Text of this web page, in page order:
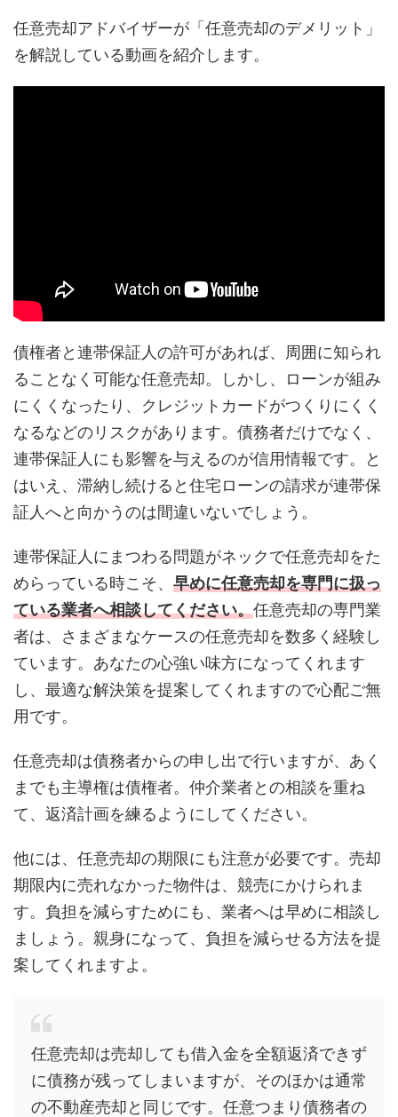
任意売却アドバイザーが「任意売却のデメリット」
を解説している動画を紹介します。
債権者と連帯保証人の許可があれば、周囲に知られ
ることなく可能な任意売却。しかし、ローンが組み
にくくなったり、クレジットカードがつくりにくく
なるなどのリスクがあります。債務者だけでなく、
連帯保証人にも影響を与えるのが信用情報です。と
はいえ、滞納し続けると住宅ローンの請求が連帯保
証人へと向かうのは間違いないでしょう。
連帯保証人にまつわる問題がネックで任意売却をた
めらっている時こそ、 早めに任意売却を専門に扱っ
ている業者へ相談してください。任意売却の専門業
者は、さまざまなケースの任意売却を数多く経験し
ています。あなたの心強い味方になってくれます
し、最適な解決策を提案してくれますので心配ご無
用です。
任意売却は債務者からの申し出で行いますが、あく
までも主導権は債権者。仲介業者との相談を重ね
て、返済計画を練るようにしてください。
他には、任意売却の期限にも注意が必要です。売却
期限内に売れなかった物件は、競売にかけられま
す。負担を減らすためにも、業者へは早めに相談し
ましょう。親身になって、負担を減らせる方法を提
案してくれますよ。
任意売却は売却しても借入金を全額返済できず
に債務が残ってしまいますが、そのほかは通常
の不動産売却と同じです。任意つまり債務者の